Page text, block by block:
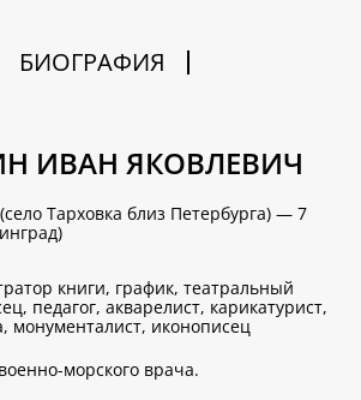
БИОГРАФИЯ
ИВАН ЯКОВЛЕВИЧ
Тарховка близ Петербурга) — 7
книги, график, театральный
педагог, акварелист, карикатурист,
монументалист, иконописец
морского врача.